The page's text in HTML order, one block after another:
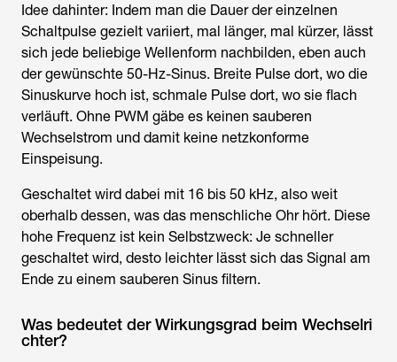
Idee dahinter: Indem man die Dauer der einzelnen
Schaltpulse gezielt variiert, mal länger, mal kürzer, lässt
sich jede beliebige Wellenform nachbilden, eben auch
der gewünschte 50-Hz-Sinus. Breite Pulse dort, wo die
Sinuskurve hoch ist, schmale Pulse dort, wo sie flach
verläuft. Ohne PWM gäbe es keinen sauberen
Wechselstrom und damit keine netzkonforme
Einspeisung.
Geschaltet wird dabei mit 16 bis 50 kHz, also weit
oberhalb dessen, was das menschliche Ohr hört. Diese
hohe Frequenz ist kein Selbstzweck: Je schneller
geschaltet wird, desto leichter lässt sich das Signal am
Ende zu einem sauberen Sinus filtern.
Was bedeutet der Wirkungsgrad beim Wechselri
chter?